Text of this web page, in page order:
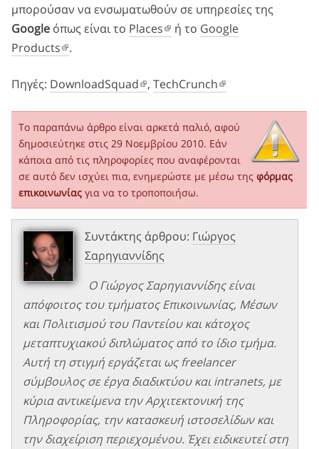
μπορούσαν να ενσωματωθούν σε υπηρεσίες της
Google όπως είναι το Places ή το Google
Products
.
Πηγές: DownloadSquad , TechCrunch
Το παραπάνω άρθρο είναι αρκετά παλιό, αφού
δημοσιεύτηκε στις 29 Νοεμβρίου 2010. Εάν
κάποια από τις πληροφορίες που αναφέρονται
σε αυτό δεν ισχύει πια, ενημερώστε με μέσω της φόρμας
επικοινωνίας για να το τροποποιήσω.
Συντάκτης άρθρου: Γιώργος
Σαρηγιαννίδης
Ο Γιώργος Σαρηγιαννίδης είναι
απόφοιτος του τμήματος Επικοινωνίας, Μέσων
και Πολιτισμού του Παντείου και κάτοχος
μεταπτυχιακού διπλώματος από το ίδιο τμήμα.
Αυτή τη στιγμή εργάζεται ως freelancer
σύμβουλος σε έργα διαδικτύου και intranets, με
κύρια αντικείμενα την Αρχιτεκτονική της
Πληροφορίας, την κατασκευή ιστοσελίδων και
την διαχείριση περιεχομένου. Έχει ειδικευτεί στη